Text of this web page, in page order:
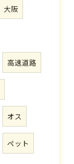
大阪
高速道路
オス
ペット